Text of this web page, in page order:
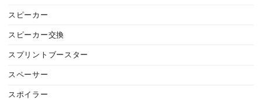
スピーカー
スピーカー交換
スプリントブースター
スペーサー
スポイラー